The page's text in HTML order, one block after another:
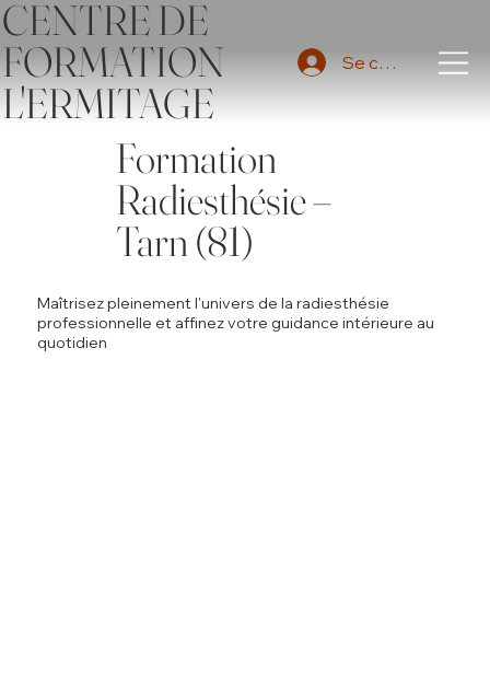
CENTRE DE
FORMATION
L'ERMITAGE
Se connecter
Formation
Radiesthésie –
Tarn (81)
Maîtrisez pleinement l'univers de la radiesthésie
professionnelle et affinez votre guidance intérieure au
quotidien